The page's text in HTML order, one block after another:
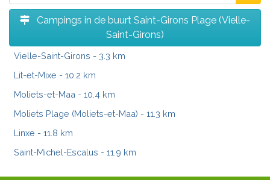
Campings in de buurt Saint-Girons Plage (Vielle-
Saint-Girons)
Vielle-Saint-Girons - 3.3 km
Lit-et-Mixe - 10.2 km
Moliets-et-Maa - 10.4 km
Moliets Plage (Moliets-et-Maa) - 11.3 km
Linxe - 11.8 km
Saint-Michel-Escalus - 11.9 km